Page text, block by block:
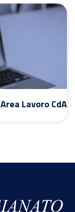
Area Lavoro CdA